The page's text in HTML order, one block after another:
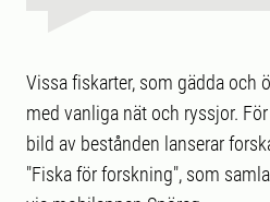
Vissa fiskarter, som gädda och
med vanliga nät och ryssjor.
bild av bestånden lanserar
"Fiska för forskning", som